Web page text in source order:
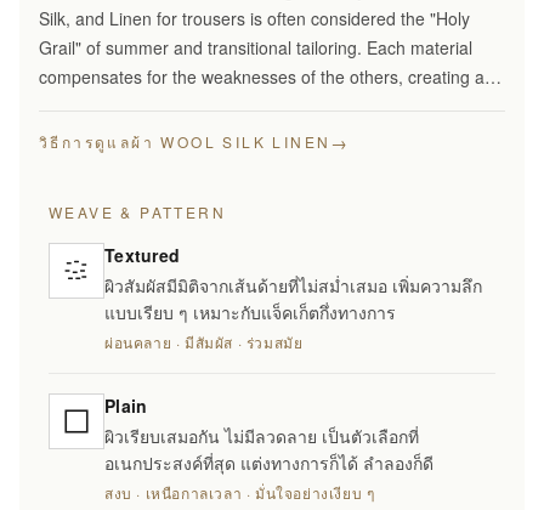
Silk, and Linen for trousers is often considered the "Holy
Grail" of summer and transitional tailoring. Each material
compensates for the weaknesses of the others, creating a
วิธีการดูแลผ้า WOOL SILK LINEN →
WEAVE & PATTERN
Textured
ผิวสัมผัสมีมิติจากเส้นด้ายที่ไม่สม่ำเสมอ เพิ่มความลึก
แบบเรียบ ๆ เหมาะกับแจ็คเก็ตกึ่งทางการ
ผ่อนคลาย · มีสัมผัส · ร่วมสมัย
Plain
ผิวเรียบเสมอกัน ไม่มีลวดลาย เป็นตัวเลือกที่
อเนกประสงค์ที่สุด แต่งทางการก็ได้ ลำลองก็ดี
สงบ · เหนือกาลเวลา · มั่นใจอย่างเงียบ ๆ